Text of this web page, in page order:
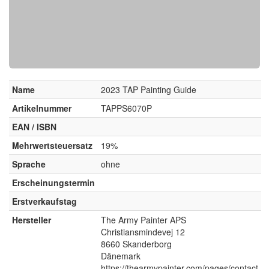
Name
2023 TAP Painting Guide
Artikelnummer
TAPPS6070P
EAN / ISBN
Mehrwertsteuersatz
19%
Sprache
ohne
Erscheinungstermin
Erstverkaufstag
Hersteller
The Army Painter APS
Christiansmindevej 12
8660 Skanderborg
Dänemark